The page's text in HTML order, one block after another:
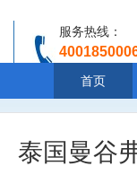
服务热线：
首页
泰国曼谷